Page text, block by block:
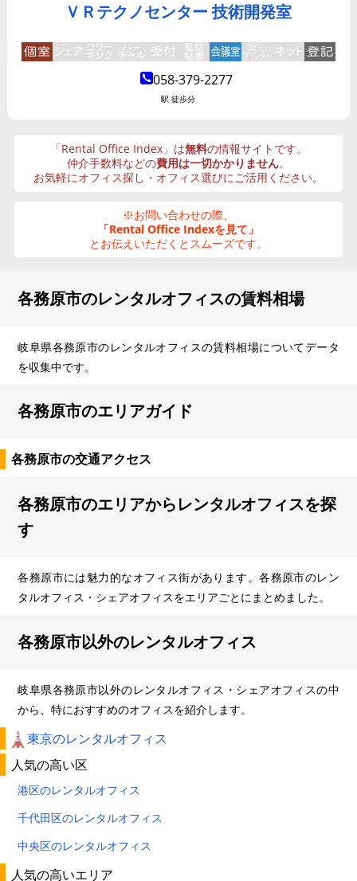
ＶＲテクノセンター 技術開発室
058-379-2277
駅 徒歩分
「Rental Office Index」は無料の情報サイトです。
仲介手数料などの費用は一切かかりません。
お気軽にオフィス探し・オフィス選びにご活用ください。
※お問い合わせの際、
「Rental Office Indexを見て」
とお伝えいただくとスムーズです。
各務原市のレンタルオフィスの賃料相場
岐阜県各務原市のレンタルオフィスの賃料相場についてデータ
を収集中です。
各務原市のエリアガイド
各務原市の交通アクセス
各務原市のエリアからレンタルオフィスを探
す
各務原市には魅力的なオフィス街があります。各務原市のレン
タルオフィス・シェアオフィスをエリアごとにまとめました。
各務原市以外のレンタルオフィス
岐阜県各務原市以外のレンタルオフィス・シェアオフィスの中
から、特におすすめのオフィスを紹介します。
東京のレンタルオフィス
人気の高い区
港区のレンタルオフィス
千代田区のレンタルオフィス
中央区のレンタルオフィス
人気の高いエリア